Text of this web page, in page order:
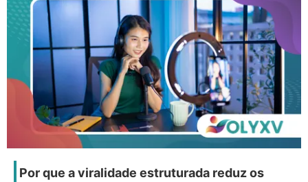
Por que a viralidade estruturada reduz os